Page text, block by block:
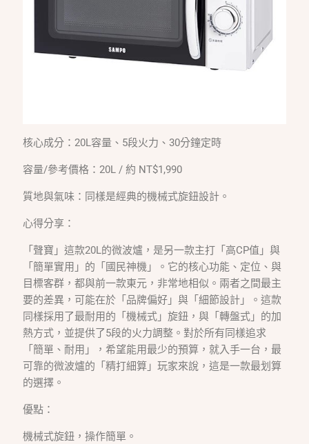
核心成分：20L容量、5段火力、30分鐘定時
容量/參考價格：20L / 約 NT$1,990
質地與氣味：同樣是經典的機械式旋鈕設計。
心得分享：
「聲寶」這款20L的微波爐，是另一款主打「高CP值」與
「簡單實用」的「國民神機」。它的核心功能、定位、與
目標客群，都與前一款東元，非常地相似。兩者之間最主
要的差異，可能在於「品牌偏好」與「細節設計」。這款
同樣採用了最耐用的「機械式」旋鈕，與「轉盤式」的加
熱方式，並提供了5段的火力調整。對於所有同樣追求
「簡單、耐用」，希望能用最少的預算，就入手一台，最
可靠的微波爐的「精打細算」玩家來說，這是一款最划算
的選擇。
優點：
機械式旋鈕，操作簡單。